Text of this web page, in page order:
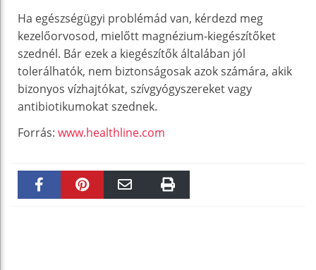
Ha egészségügyi problémád van, kérdezd meg
kezelőorvosod, mielőtt magnézium-kiegészítőket
szednél. Bár ezek a kiegészítők általában jól
tolerálhatók, nem biztonságosak azok számára, akik
bizonyos vízhajtókat, szívgyógyszereket vagy
antibiotikumokat szednek.
Forrás: www.healthline.com